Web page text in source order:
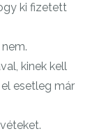
ki fizetett
kinek kell
esetleg már